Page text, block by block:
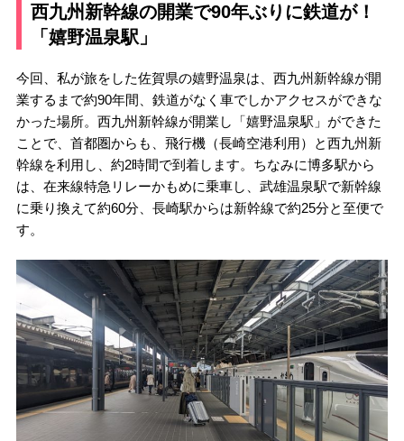
西九州新幹線の開業で90年ぶりに鉄道が！
「嬉野温泉駅」
今回、私が旅をした佐賀県の嬉野温泉は、西九州新幹線が開
業するまで約90年間、鉄道がなく車でしかアクセスができな
かった場所。西九州新幹線が開業し「嬉野温泉駅」ができた
ことで、首都圏からも、飛行機（長崎空港利用）と西九州新
幹線を利用し、約2時間で到着します。ちなみに博多駅から
は、在来線特急リレーかもめに乗車し、武雄温泉駅で新幹線
に乗り換えて約60分、長崎駅からは新幹線で約25分と至便で
す。